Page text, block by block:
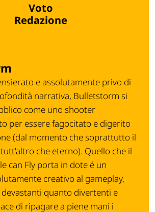
Voto
Redazione
e assolutamente privo di
narrativa, Bulletstorm si
come uno shooter
per essere fagocitato e digerito
(dal momento che soprattutto il
che eterno). Quello che il
can Fly porta in dote é un
creativo al gameplay,
quanto divertenti e
di ripagare a piene mani i